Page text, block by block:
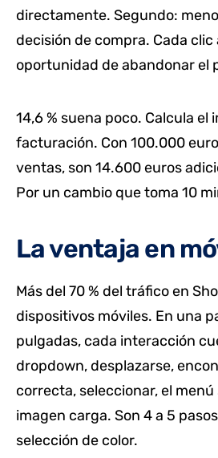
directamente. Segundo:
decisión de compra. Cada clic
oportunidad de abandonar el
14,6 % suena poco. Calcula el
facturación. Con 100.000
ventas, son 14.600 euros
Por un cambio que toma 10
La ventaja en
Más del 70 % del tráfico en
dispositivos móviles. En una
pulgadas, cada interacción
dropdown, desplazarse,
correcta, seleccionar, el menú
imagen carga. Son 4 a 5
selección de color.